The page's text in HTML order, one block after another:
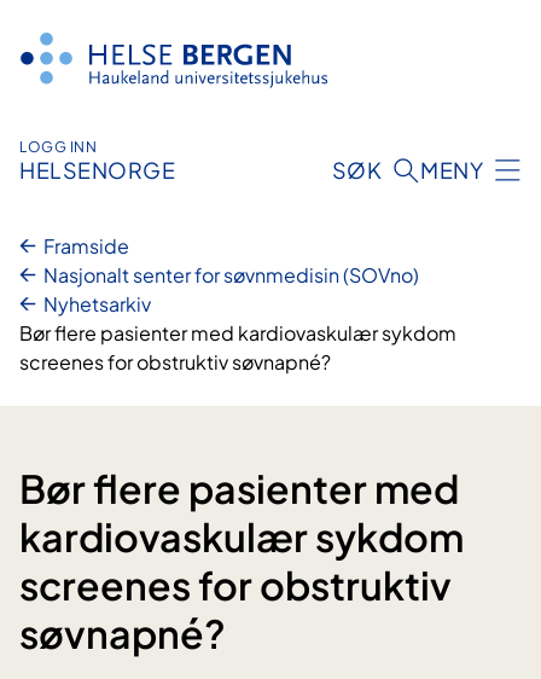
innhald
LOGG INN
HELSENORGE SØK MENY
Framside
Nasjonalt senter for søvnmedisin (SOVno)
Nyhetsarkiv
Bør flere pasienter med kardiovaskulær sykdom
screenes for obstruktiv søvnapné?
Bør flere pasienter med
kardiovaskulær sykdom
screenes for obstruktiv
søvnapné?